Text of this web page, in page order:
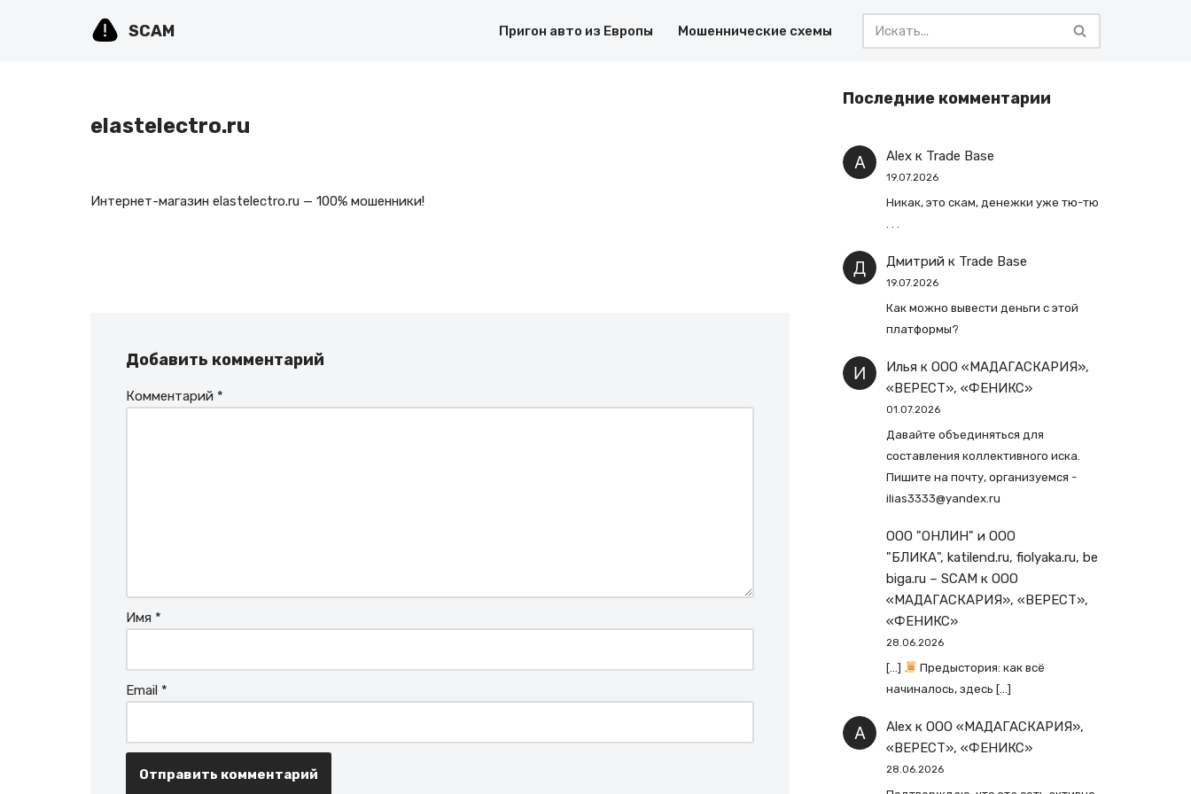
SCAM Пригон авто из Европы Мошеннические схемы
elastelectro.ru
Интернет-магазин elastelectro.ru — 100% мошенники!
Добавить комментарий
Комментарий *
Имя *
Email *
Последние комментарии
Alexк Trade Base
19.07.2026
Никак, это скам, денежки уже тю-тю
Дмитрийк Trade Base
19.07.2026
Как можно вывести деньги с этой
платформы?
Ильяк ООО «МАДАГАСКАРИЯ»,
«ВЕРЕСТ», «ФЕНИКС»
01.07.2026
Давайте объединяться для
составления коллективного иска.
Пишите на почту, организуемся -
ilias3333@yandex.ru
ООО "ОНЛИН" и ООО
"БЛИКА", katilend.ru, fiolyaka.ru, be
biga.ru – SCAMк ООО
«МАДАГАСКАРИЯ», «ВЕРЕСТ»,
«ФЕНИКС»
28.06.2026
[…]
Предыстория: как всё
начиналось, здесь […]
Alexк ООО «МАДАГАСКАРИЯ»,
«ВЕРЕСТ», «ФЕНИКС»
28.06.2026